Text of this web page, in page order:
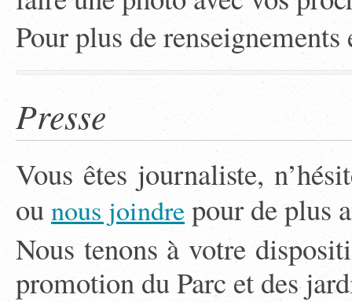
Pour plus de
Presse
Vous êtes journaliste,
ounous joindrepour de plus
Nous tenons à votre
promotion du Parc et des